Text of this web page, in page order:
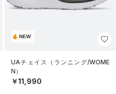
NEW
UAチェイス（ランニング/WOME
N）
￥11,990